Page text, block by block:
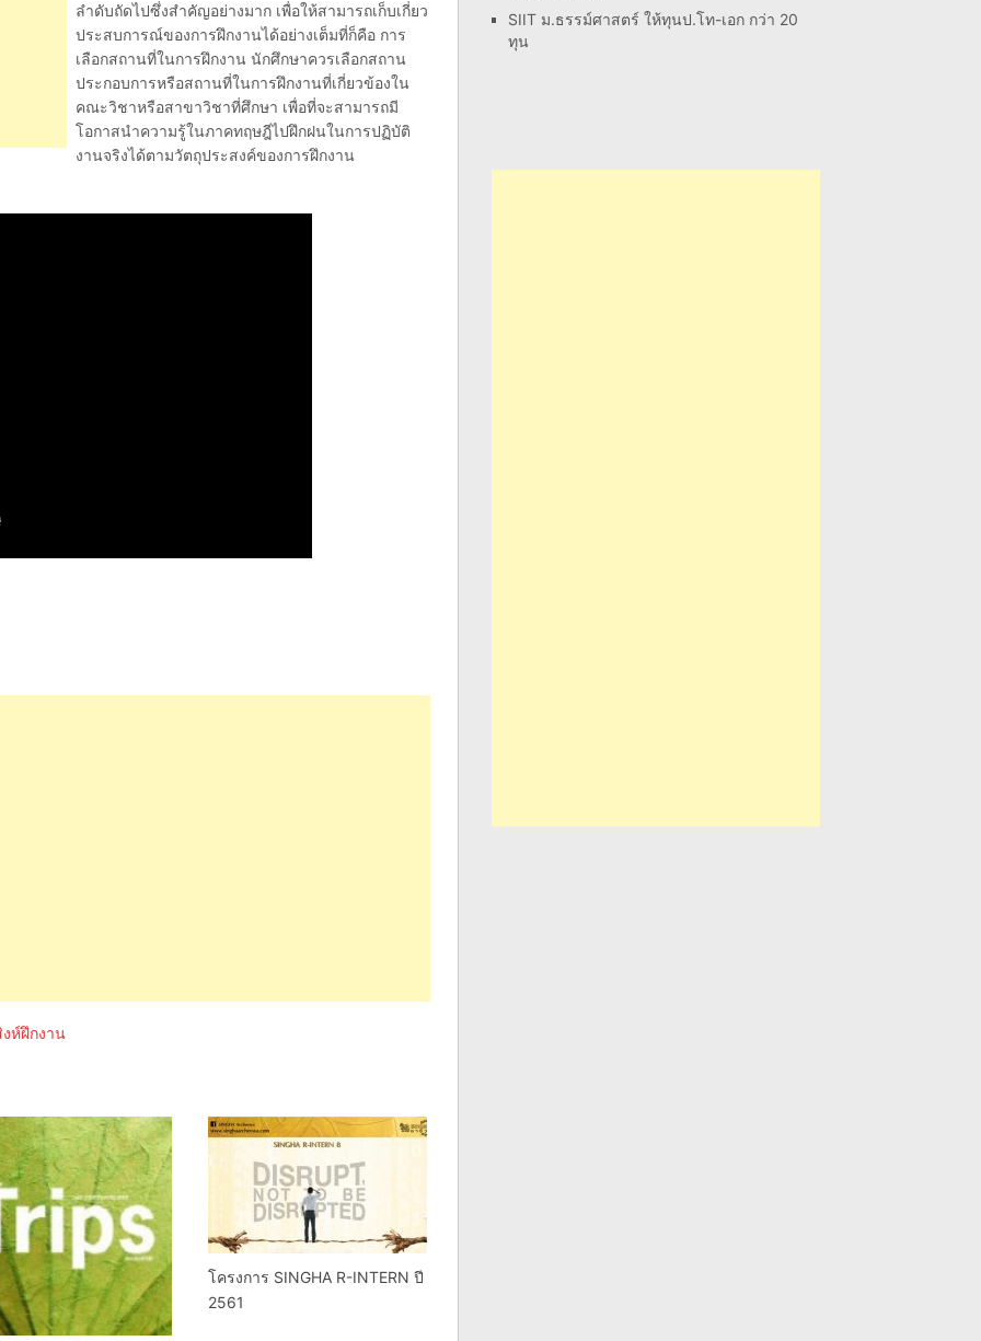
ลำดับถัดไปซึ่งสำคัญอย่างมาก เพื่อให้สามารถเก็บเกี่ยว
ประสบการณ์ของการฝึกงานได้อย่างเต็มที่ก็คือ การ
เลือกสถานที่ในการฝึกงาน นักศึกษาควรเลือกสถาน
ประกอบการหรือสถานที่ในการฝึกงานที่เกี่ยวข้องใน
คณะวิชาหรือสาขาวิชาที่ศึกษา เพื่อที่จะสามารถมี
โอกาสนำความรู้ในภาคทฤษฎีไปฝึกฝนในการปฏิบัติ
งานจริงได้ตามวัตถุประสงค์ของการฝึกงาน
งห์ฝึกงาน
โครงการ SINGHA R-INTERN ปี
2561
SIIT ม.ธรรม์ศาสตร์ ให้ทุนป.โท-เอก กว่า 20
ทุน